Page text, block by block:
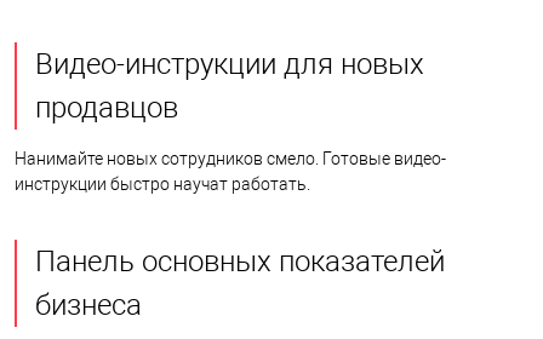
Видео-инструкции для новых
продавцов
Нанимайте новых сотрудников смело. Готовые видео-
инструкции быстро научат работать.
Панель основных показателей
бизнеса